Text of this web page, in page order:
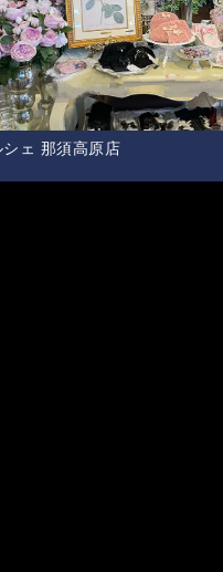
ェ 那須高原店